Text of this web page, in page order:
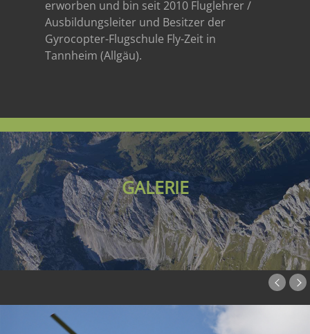
erworben und bin seit 2010 Fluglehrer /
Ausbildungsleiter und Besitzer der
Gyrocopter-Flugschule Fly-Zeit in
Tannheim (Allgäu).
GALERIE